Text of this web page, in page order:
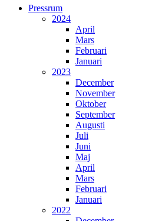
Pressrum
2024
April
Mars
Februari
Januari
2023
December
November
Oktober
September
Augusti
Juli
Juni
Maj
April
Mars
Februari
Januari
2022